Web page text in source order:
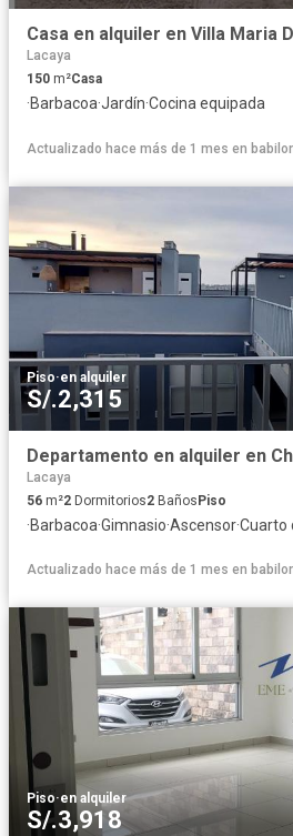
Lacaya
150 m²Casa
·Barbacoa·Jardín·Cocina equipada
Actualizado hace más de 1 mes en
Piso·en alquiler
S/.2,315
Lacaya
56 m²2 Dormitorios2 BañosPiso
·Barbacoa·Gimnasio·Ascensor·Cuarto
Actualizado hace más de 1 mes en
Piso·en alquiler
S/.3,918